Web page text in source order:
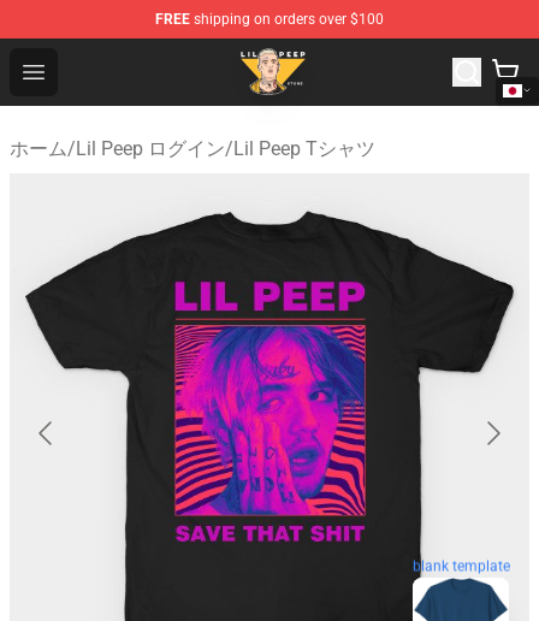
FREE shipping on orders over $100
Open menu
Lil Peep Store - Official Lil Peep Merchandise Shop
ホーム/Lil Peep ログイン/Lil Peep Tシャツ
blank template